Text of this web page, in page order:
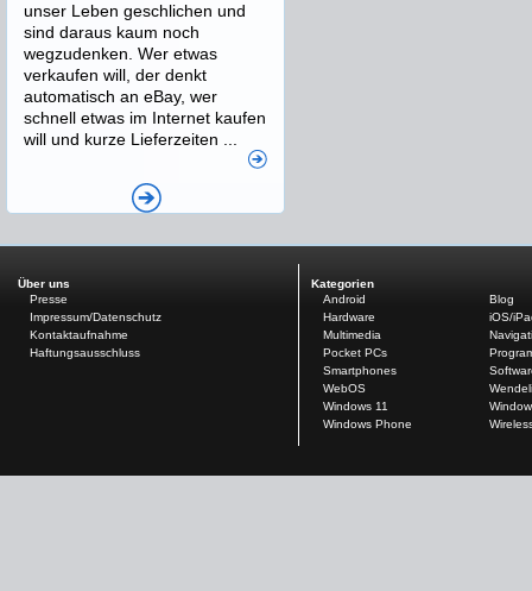
unser Leben geschlichen und
sind daraus kaum noch
wegzudenken. Wer etwas
verkaufen will, der denkt
automatisch an eBay, wer
schnell etwas im Internet kaufen
will und kurze Lieferzeiten ...
Über uns
Presse
Impressum/Datenschutz
Kontaktaufnahme
Haftungsausschluss
Kategorien
Android
Blog
Hardware
iOS/
Multimedia
Pocket PCs
Smartphones
WebOS
Windows 11
Windows Phone